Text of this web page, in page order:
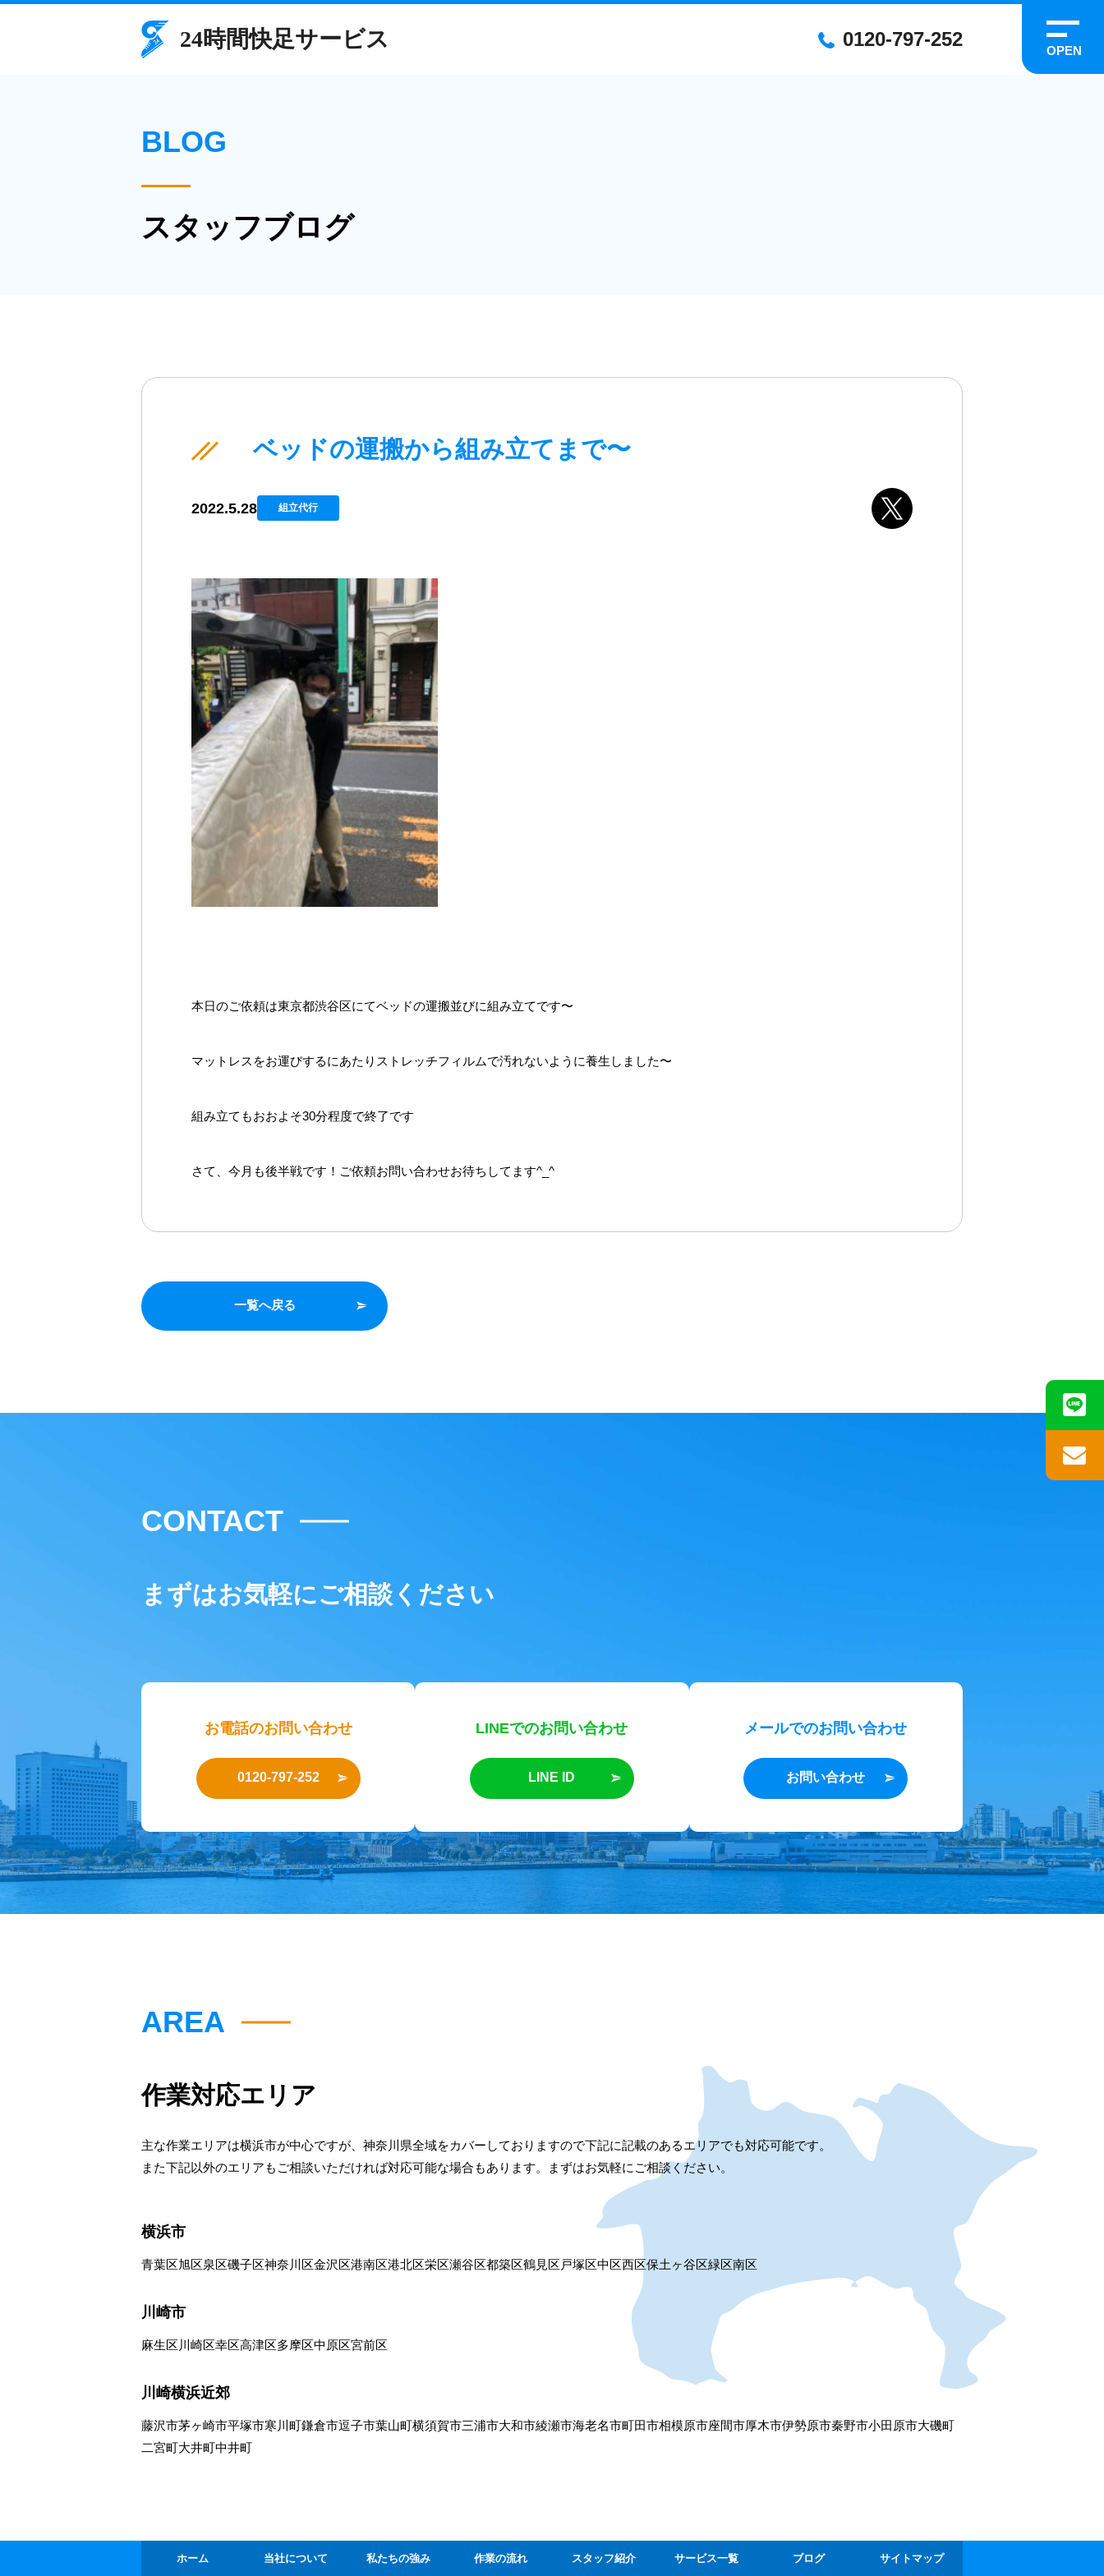
0120-797-252
BLOG
スタッフブログ
ベッドの運搬から組み立てまで〜
2022.5.28 組立代行
本日のご依頼は東京都渋谷区にてベッドの運搬並びに組み立てです〜
マットレスをお運びするにあたりストレッチフィルムで汚れないように養生しました〜
組み立てもおおよそ30分程度で終了です
さて、今月も後半戦です！ご依頼お問い合わせお待ちしてます^_^
一覧へ戻る
CONTACT
まずはお気軽にご相談ください
お電話のお問い合わせ
0120-797-252
LINEでのお問い合わせ
LINE ID
メールでのお問い合わせ
お問い合わせ
AREA
作業対応エリア
主な作業エリアは横浜市が中心ですが、神奈川県全域をカバーしておりますので下記に記載のあるエリアでも対応可能です。
また下記以外のエリアもご相談いただければ対応可能な場合もあります。まずはお気軽にご相談ください。
横浜市
青葉区旭区泉区磯子区神奈川区金沢区港南区港北区栄区瀬谷区都築区鶴見区 戸塚区中区西区保土ヶ谷区緑区南区
川崎市
麻生区 川崎区幸区高津区多摩区中原区宮前区
川崎横浜近郊
藤沢市茅ヶ崎市平塚市寒川町鎌倉市逗子市葉山町横須賀市三浦市大和市綾瀬市海老名市町田市相模原市座間市厚木市伊勢原市秦野市小田原市大磯町
二宮町大井町中井町
ホーム 当社について 私たちの強み 作業の流れ スタッフ紹介 サービス一覧 ブログ サイトマップ